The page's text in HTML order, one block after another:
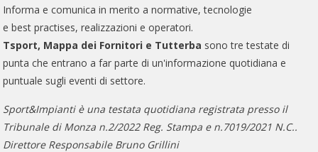
Informa e comunica in merito a normative, tecnologie
e best practises, realizzazioni e operatori.
Tsport, Mappa dei Fornitori e Tutterba sono tre testate di
punta che entrano a far parte di un'informazione quotidiana e
puntuale sugli eventi di settore.
Sport&Impianti è una testata quotidiana registrata presso il
Tribunale di Monza n.2/2022 Reg. Stampa e n.7019/2021 N.C..
Direttore Responsabile Bruno Grillini